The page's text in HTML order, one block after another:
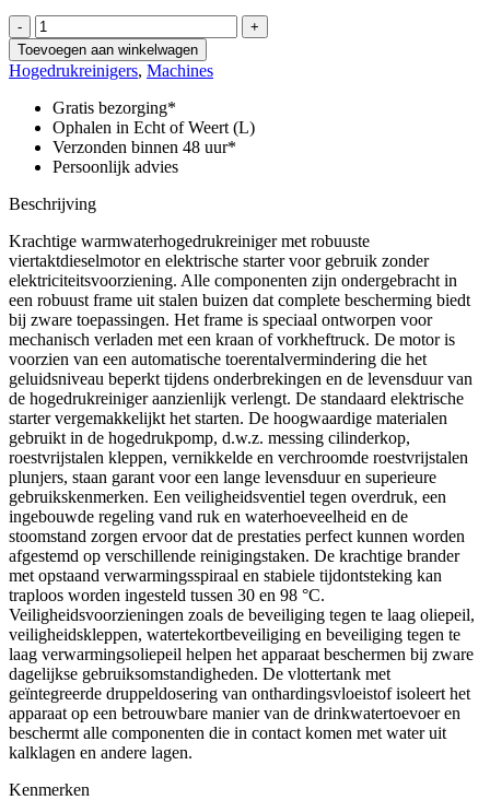
-
HDS
1000
De
aantal
+
Toevoegen aan winkelwagen
Hogedrukreinigers, Machines
Gratis bezorging*
Ophalen in Echt of Weert (L)
Verzonden binnen 48 uur*
Persoonlijk advies
Beschrijving
Krachtige warmwaterhogedrukreiniger met robuuste
viertaktdieselmotor en elektrische starter voor gebruik zonder
elektriciteitsvoorziening. Alle componenten zijn ondergebracht in
een robuust frame uit stalen buizen dat complete bescherming biedt
bij zware toepassingen. Het frame is speciaal ontworpen voor
mechanisch verladen met een kraan of vorkheftruck. De motor is
voorzien van een automatische toerentalvermindering die het
geluidsniveau beperkt tijdens onderbrekingen en de levensduur van
de hogedrukreiniger aanzienlijk verlengt. De standaard elektrische
starter vergemakkelijkt het starten. De hoogwaardige materialen
gebruikt in de hogedrukpomp, d.w.z. messing cilinderkop,
roestvrijstalen kleppen, vernikkelde en verchroomde roestvrijstalen
plunjers, staan garant voor een lange levensduur en superieure
gebruikskenmerken. Een veiligheidsventiel tegen overdruk, een
ingebouwde regeling vand ruk en waterhoeveelheid en de
stoomstand zorgen ervoor dat de prestaties perfect kunnen worden
afgestemd op verschillende reinigingstaken. De krachtige brander
met opstaand verwarmingsspiraal en stabiele tijdontsteking kan
traploos worden ingesteld tussen 30 en 98 °C.
Veiligheidsvoorzieningen zoals de beveiliging tegen te laag oliepeil,
veiligheidskleppen, watertekortbeveiliging en beveiliging tegen te
laag verwarmingsoliepeil helpen het apparaat beschermen bij zware
dagelijkse gebruiksomstandigheden. De vlottertank met
geïntegreerde druppeldosering van onthardingsvloeistof isoleert het
apparaat op een betrouwbare manier van de drinkwatertoevoer en
beschermt alle componenten die in contact komen met water uit
kalklagen en andere lagen.
Kenmerken